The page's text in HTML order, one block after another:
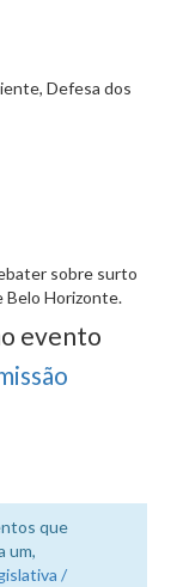
Defesa dos
sobre surto
Belo Horizonte.
evento
que
um,
/